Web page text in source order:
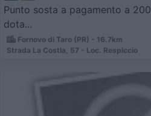
Punto sosta a pagamento a
dota...
Fornovo di Taro (PR) - 16.7km
Strada La Costla, 57 - Loc. Respiccio